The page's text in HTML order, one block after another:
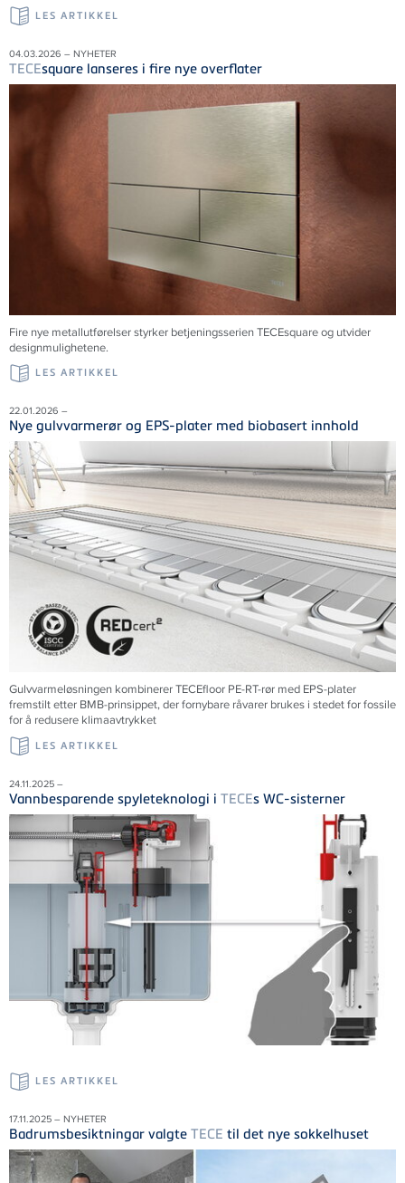
LES ARTIKKEL
04.03.2026 – NYHETER
TECEsquare lanseres i fire nye overflater
Fire nye metallutførelser styrker betjeningsserien TECEsquare og utvider
designmulighetene.
LES ARTIKKEL
22.01.2026 –
Nye gulvvarmerør og EPS-plater med biobasert innhold
Gulvvarmeløsningen kombinerer TECEfloor PE-RT-rør med EPS-plater
fremstilt etter BMB-prinsippet, der fornybare råvarer brukes i stedet for fossile
for å redusere klimaavtrykket
LES ARTIKKEL
24.11.2025 –
Vannbesparende spyleteknologi i TECEs WC-sisterner
LES ARTIKKEL
17.11.2025 – NYHETER
Badrumsbesiktningar valgte TECE til det nye sokkelhuset